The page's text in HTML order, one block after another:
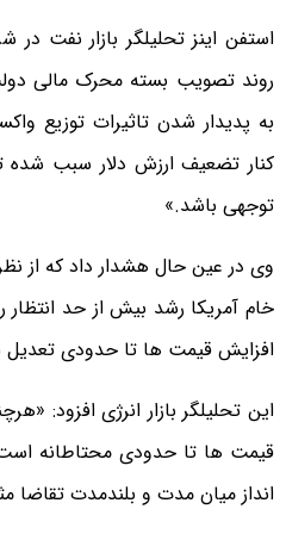
استفن اینز تحلیلگر بازار نفت
روند تصویب بسته محرک مالی
به پدیدار شدن تاثیرات توزیع
کنار تضعیف ارزش دلار سبب
توجهی باشد.»
وی در عین حال هشدار داد که از
خام آمریکا رشد بیش از حد
افزایش قیمت ها تا حدودی
این تحلیلگر بازار انرژی افزود:
قیمت ها تا حدودی محتاطانه
انداز میان مدت و بلندمدت